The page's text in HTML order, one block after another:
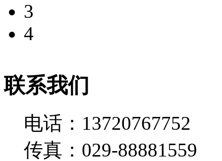
3
4
联系我们
电话：13720767752
传真：029-88881559